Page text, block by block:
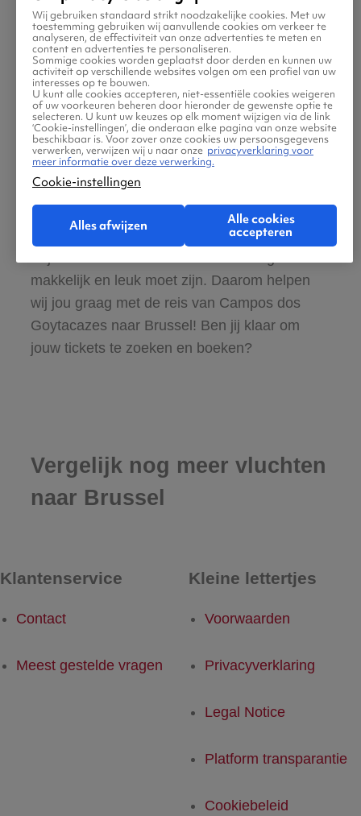
Zeker van veilig boeken en betalen
Boek ook direct een hotel of huurauto voor
in Brussel
Gratis tips, reisadvies en speciale
aanbiedingen voor vliegtickets Campos dos
Goytacazes naar Brussel
makkelijk en leuk moet zijn. Daarom helpen
wij jou graag met de reis van Campos dos
Goytacazes naar Brussel! Ben jij klaar om
jouw tickets te zoeken en boeken?
Vergelijk nog meer vluchten
naar Brussel
Klantenservice
Contact
Meest gestelde vragen
Kleine lettertjes
Voorwaarden
Privacyverklaring
Legal Notice
Platform transparantie
Cookiebeleid
Wij gebruiken standaard strikt noodzakelijke cookies. Met uw
toestemming gebruiken wij aanvullende cookies om verkeer te
analyseren, de effectiviteit van onze advertenties te meten en
content en advertenties te personaliseren.
Sommige cookies worden geplaatst door derden en kunnen uw
activiteit op verschillende websites volgen om een profiel van uw
interesses op te bouwen.
U kunt alle cookies accepteren, niet-essentiële cookies weigeren
of uw voorkeuren beheren door hieronder de gewenste optie te
selecteren. U kunt uw keuzes op elk moment wijzigen via de link
‘Cookie-instellingen’, die onderaan elke pagina van onze website
beschikbaar is. Voor zover onze cookies uw persoonsgegevens
verwerken, verwijzen wij u naar onze privacyverklaring voor
meer informatie over deze verwerking.
Cookie-instellingen
Alles afwijzen
Alle cookies
accepteren